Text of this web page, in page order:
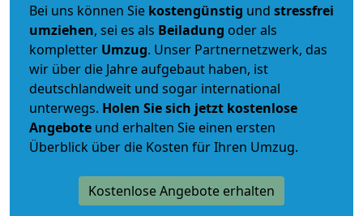
Bei uns können Sie kostengünstig und stressfrei
umziehen, sei es als Beiladung oder als
kompletter Umzug. Unser Partnernetzwerk, das
wir über die Jahre aufgebaut haben, ist
deutschlandweit und sogar international
unterwegs. Holen Sie sich jetzt kostenlose
Angebote und erhalten Sie einen ersten
Überblick über die Kosten für Ihren Umzug.
Kostenlose Angebote erhalten